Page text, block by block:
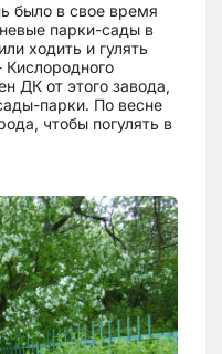
было в свое время
парки-сады в
ходить и гулять
ДК от этого завода,
парки. По весне
чтобы погулять в